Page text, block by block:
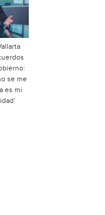
se me
es mi